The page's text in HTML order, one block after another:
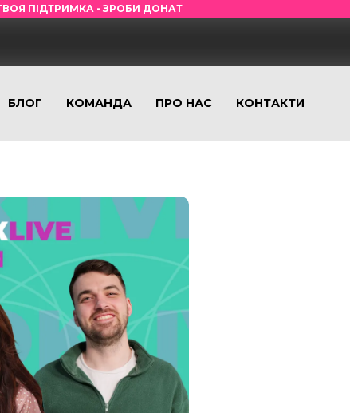
ПІДТРИМКА - ЗРОБИ ДОНАТ
БЛОГ КОМАНДА ПРО НАС КОНТАКТИ